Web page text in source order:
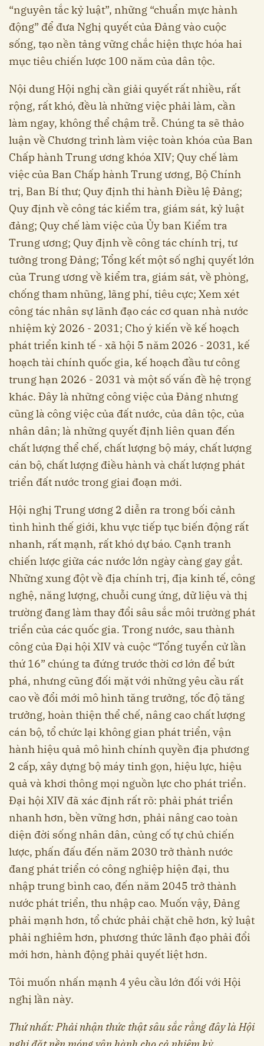
“nguyên tắc kỷ luật”, những “chuẩn mực hành
động” để đưa Nghị quyết của Đảng vào cuộc
sống, tạo nền tảng vững chắc hiện thực hóa hai
mục tiêu chiến lược 100 năm của dân tộc.
Nội dung Hội nghị cần giải quyết rất nhiều, rất
rộng, rất khó, đều là những việc phải làm, cần
làm ngay, không thể chậm trễ. Chúng ta sẽ thảo
luận về Chương trình làm việc toàn khóa của Ban
Chấp hành Trung ương khóa XIV; Quy chế làm
việc của Ban Chấp hành Trung ương, Bộ Chính
trị, Ban Bí thư; Quy định thi hành Điều lệ Đảng;
Quy định về công tác kiểm tra, giám sát, kỷ luật
đảng; Quy chế làm việc của Ủy ban Kiểm tra
Trung ương; Quy định về công tác chính trị, tư
tưởng trong Đảng; Tổng kết một số nghị quyết lớn
của Trung ương về kiểm tra, giám sát, về phòng,
chống tham nhũng, lãng phí, tiêu cực; Xem xét
công tác nhân sự lãnh đạo các cơ quan nhà nước
nhiệm kỳ 2026 - 2031; Cho ý kiến về kế hoạch
phát triển kinh tế - xã hội 5 năm 2026 - 2031, kế
hoạch tài chính quốc gia, kế hoạch đầu tư công
trung hạn 2026 - 2031 và một số vấn đề hệ trọng
khác. Đây là những công việc của Đảng nhưng
cũng là công việc của đất nước, của dân tộc, của
nhân dân; là những quyết định liên quan đến
chất lượng thể chế, chất lượng bộ máy, chất lượng
cán bộ, chất lượng điều hành và chất lượng phát
triển đất nước trong giai đoạn mới.
Hội nghị Trung ương 2 diễn ra trong bối cảnh
tình hình thế giới, khu vực tiếp tục biến động rất
nhanh, rất mạnh, rất khó dự báo. Cạnh tranh
chiến lược giữa các nước lớn ngày càng gay gắt.
Những xung đột về địa chính trị, địa kinh tế, công
nghệ, năng lượng, chuỗi cung ứng, dữ liệu và thị
trường đang làm thay đổi sâu sắc môi trường phát
triển của các quốc gia. Trong nước, sau thành
công của Đại hội XIV và cuộc “Tổng tuyển cử lần
thứ 16” chúng ta đứng trước thời cơ lớn để bứt
phá, nhưng cũng đối mặt với những yêu cầu rất
cao về đổi mới mô hình tăng trưởng, tốc độ tăng
trưởng, hoàn thiện thể chế, nâng cao chất lượng
cán bộ, tổ chức lại không gian phát triển, vận
hành hiệu quả mô hình chính quyền địa phương
2 cấp, xây dựng bộ máy tinh gọn, hiệu lực, hiệu
quả và khơi thông mọi nguồn lực cho phát triển.
Đại hội XIV đã xác định rất rõ: phải phát triển
nhanh hơn, bền vững hơn, phải nâng cao toàn
diện đời sống nhân dân, củng cố tự chủ chiến
lược, phấn đấu đến năm 2030 trở thành nước
đang phát triển có công nghiệp hiện đại, thu
nhập trung bình cao, đến năm 2045 trở thành
nước phát triển, thu nhập cao. Muốn vậy, Đảng
phải mạnh hơn, tổ chức phải chặt chẽ hơn, kỷ luật
phải nghiêm hơn, phương thức lãnh đạo phải đổi
mới hơn, hành động phải quyết liệt hơn.
Tôi muốn nhấn mạnh 4 yêu cầu lớn đối với Hội
nghị lần này.
Thứ nhất:Phải nhận thức thật sâu sắc rằng đây là Hội